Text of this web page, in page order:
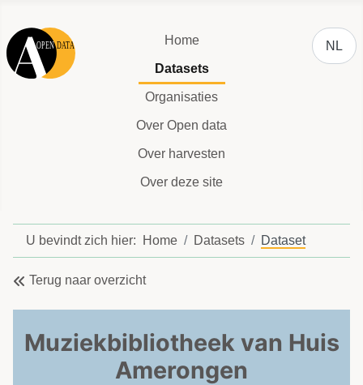
Home
Datasets
Organisaties
Over Open data
Over harvesten
Over deze site
NL
U bevindt zich hier: Home Datasets Dataset
Terug naar overzicht
Muziekbibliotheek van Huis
Amerongen